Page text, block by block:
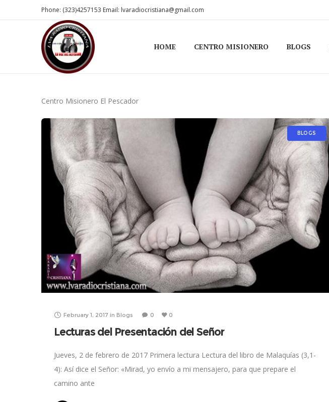
Phone: (323)4257153 Email: lvaradiocristiana@gmail.com
HOME CENTRO MISIONERO BLOGS
Centro Misionero El Pescador
BLOGS
February 1, 2017 in Blogs 0 0
Lecturas del Presentación del Señor
Jueves, 2 de febrero de 2017 Primera lectura Lectura del libro de Malaquías (3,1-
4): Así dice el Señor: «Mirad, yo envío a mi mensajero, para que prepare el
camino ante